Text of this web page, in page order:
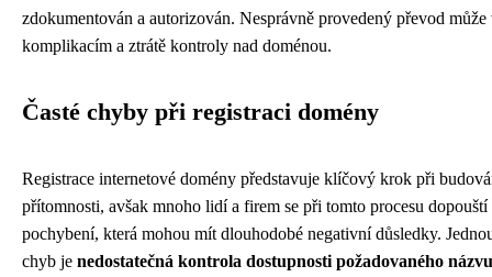
zdokumentován a autorizován. Nesprávně provedený převod
komplikacím a ztrátě kontroly nad doménou.
Časté chyby při registraci domény
Registrace internetové domény představuje klíčový krok při
přítomnosti, avšak mnoho lidí a firem se při tomto procesu dopouští
pochybení, která mohou mít dlouhodobé negativní důsledky.
chyb je nedostatečná kontrola dostupnosti požadovaného názvu